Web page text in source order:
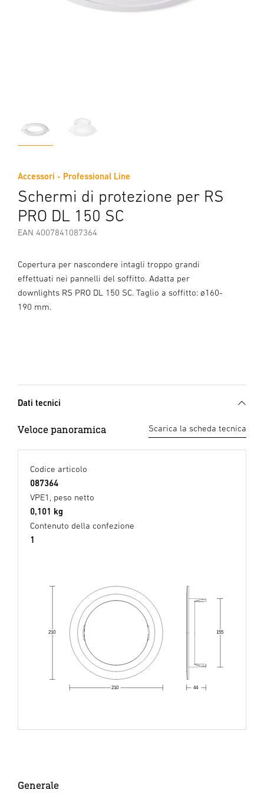
Accessori - Professional Line
Schermi di protezione per RS
PRO DL 150 SC
EAN 4007841087364
Copertura per nascondere intagli troppo grandi
effettuati nei pannelli del soffitto. Adatta per
downlights RS PRO DL 150 SC. Taglio a soffitto: ø160-
190 mm.
Dati tecnici
Veloce panoramica Scarica la scheda tecnica
Codice articolo
087364
VPE1, peso netto
0,101 kg
Contenuto della confezione
1
210
210
44
155
Generale